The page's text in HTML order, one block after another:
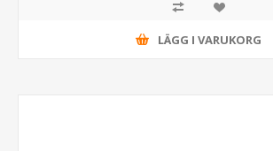
LÄGG I VARUKORG